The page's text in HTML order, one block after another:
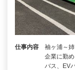
仕事内容
袖ヶ浦～
企業に勤
バス、EV